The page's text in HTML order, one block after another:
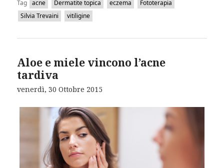
Tag acne Dermatite topica eczema
Fototerapia
Silvia Trevaini
vitiligine
Aloe e miele vincono l’acne
tardiva
venerdì, 30 Ottobre 2015